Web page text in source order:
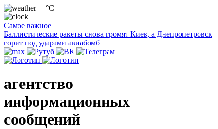
—°C
Самое важное
Баллистические ракеты снова громят Киев, а Днепропетровск
горит под ударами авиабомб
агентство
информационных
сообщений